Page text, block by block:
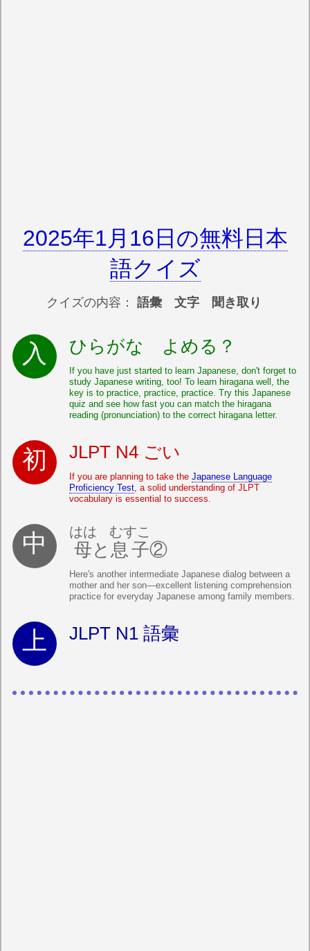
2025年1月16日の無料日本
語クイズ
クイズの内容： 語彙 文字 聞き取り
ひらがな よめる？
If you have just started to learn Japanese, don't forget to
study Japanese writing, too! To learn hiragana well, the
key is to practice, practice, practice. Try this Japanese
quiz and see how fast you can match the hiragana
reading (pronunciation) to the correct hiragana letter.
JLPT N4 ごい
If you are planning to take the Japanese Language
Proficiency Test, a solid understanding of JLPT
vocabulary is essential to success.
母
はは
と 息子
むすこ
②
Here's another intermediate Japanese dialog between a
mother and her son—excellent listening comprehension
practice for everyday Japanese among family members.
JLPT N1 語彙